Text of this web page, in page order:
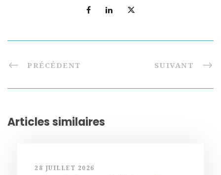
PRÉCÉDENT SUIVANT
Articles similaires
28 JUILLET 2026